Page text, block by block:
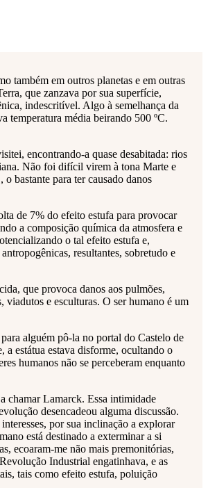
também em outros planetas e em outras
que zanzava por sua superfície,
indescritível. Algo à semelhança da
temperatura média beirando 500 ºC.
encontrando-a quase desabitada: rios
Não foi difícil virem à tona Marte e
bastante para ter causado danos
de 7% do efeito estufa para provocar
a composição química da atmosfera e
o tal efeito estufa e,
resultantes, sobretudo e
que provoca danos aos pulmões,
viadutos e esculturas. O ser humano é um
alguém pô-la no portal do Castelo de
a estátua estava disforme, ocultando o
humanos não se perceberam enquanto
chamar Lamarck. Essa intimidade
desencadeou alguma discussão.
por sua inclinação a explorar
está destinado a exterminar a si
ecoaram-me não mais premonitórias,
Industrial engatinhava, e as
tais como efeito estufa, poluição